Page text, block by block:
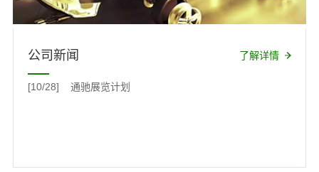
公司新闻 了解详情
[10/28] 通驰展览计划